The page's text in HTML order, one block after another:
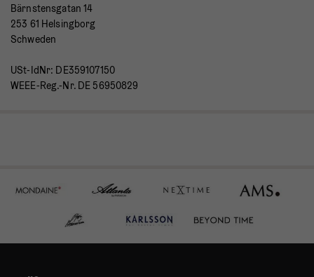
Bärnstensgatan 14
253 61 Helsingborg
Schweden
USt-IdNr: DE359107150
WEEE-Reg.-Nr. DE 56950829